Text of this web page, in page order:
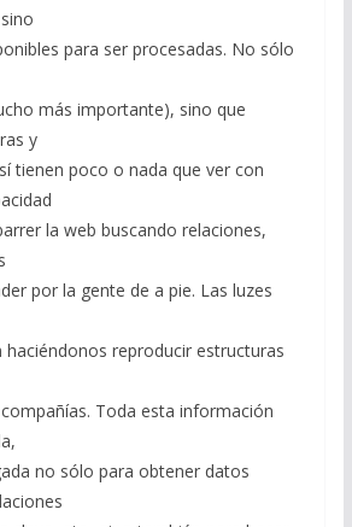
para ser procesadas. No sólo
más importante), sino que
y
tienen poco o nada que ver con
la web buscando relaciones,
por la gente de a pie. Las luzes
haciéndonos reproducir estructuras
Toda esta información
no sólo para obtener datos